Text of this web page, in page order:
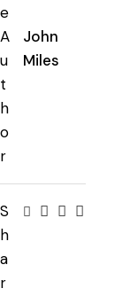
e
A
u
t
h
o
r
John
Miles
S
h
a
r